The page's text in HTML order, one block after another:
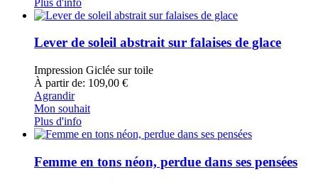
Lever de soleil abstrait sur falaises de glace
Impression Giclée sur toile
À partir de: 109,00 €
Agrandir
Mon souhait
Plus d'info
Femme en tons néon, perdue dans ses pensées